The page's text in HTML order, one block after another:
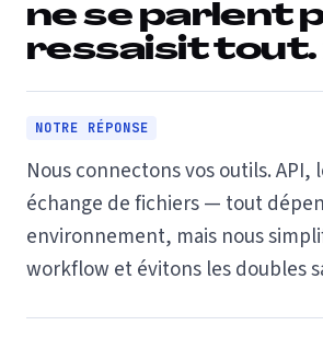
ne se parlent
ressaisit tout.
NOTRE RÉPONSE
Nous connectons vos outils. API,
échange de fichiers — tout
environnement, mais nous
workflow et évitons les doubles